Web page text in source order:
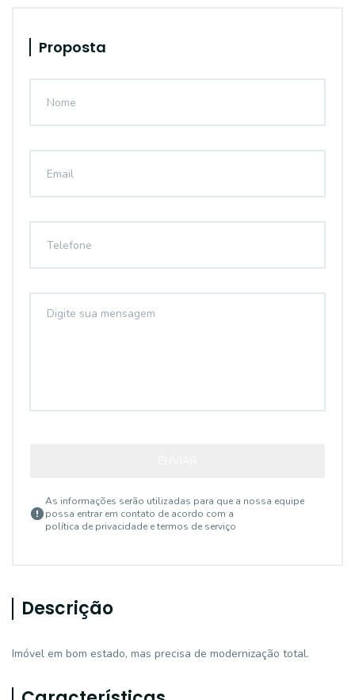
Proposta
As informações serão utilizadas para que a nossa equipe
possa entrar em contato de acordo com a
política de privacidade e termos de serviço
Descrição
Imóvel em bom estado, mas precisa de modernização total.